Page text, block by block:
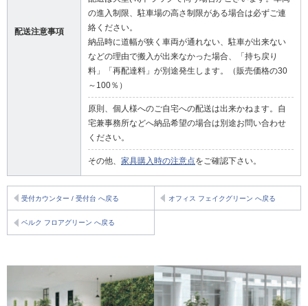
配送注意事項
の進入制限、駐車場の高さ制限がある場合は必ずご連
絡ください。
納品時に道幅が狭く車両が通れない、駐車が出来ない
などの理由で搬入が出来なかった場合、「持ち戻り
料」「再配達料」が別途発生します。（販売価格の30
～100％）
原則、個人様へのご自宅への配送は出来かねます。自
宅兼事務所などへ納品希望の場合は別途お問い合わせ
ください。
その他、 家具購入時の注意点をご確認下さい。
受付カウンター / 受付台 へ戻る オフィス フェイクグリーン へ戻る
ベルク フロアグリーン へ戻る